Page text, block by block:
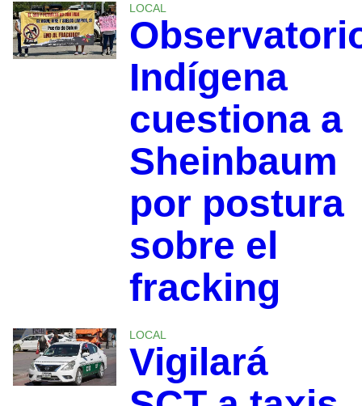
LOCAL
Indígena
cuestiona a
Sheinbaum
por postura
sobre el
fracking
LOCAL
Vigilará